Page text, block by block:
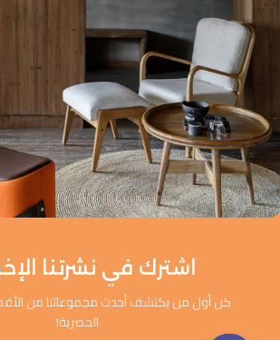
اشترك في نشرتنا
كن أول من يكتشف أحدث مجموعاتنا من
الحصرية!